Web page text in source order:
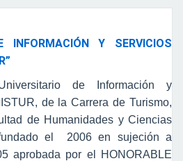
INFORMACIÓN Y SERVICIOS
de Información y
de la Carrera de Turismo,
de Humanidades y Ciencias
el 2006 en sujeción a
aprobada por el HONORABLE